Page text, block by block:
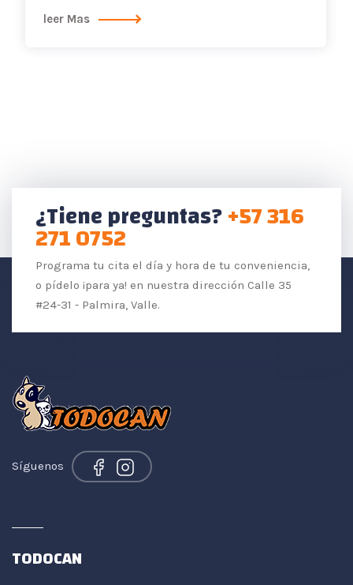
leer Mas
¿Tiene preguntas?+57 316
271 0752
Programa tu cita el día y hora de tu conveniencia,
o pídelo ¡para ya! en nuestra dirección Calle 35
#24-31 - Palmira, Valle.
Síguenos
TODOCAN